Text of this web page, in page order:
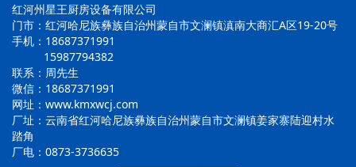
红河州星王厨房设备有限公司
门市：红河哈尼族彝族自治州蒙自市文澜镇滇南大商汇A区19-20号
手机：18687371991
15987794382
联系：周先生
微信：18687371991
网址：www.kmxwcj.com
厂址：云南省红河哈尼族彝族自治州蒙自市文澜镇姜家寨陆迎村水
踏角
厂电：0873-3736635